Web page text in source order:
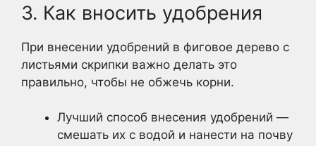
3. Как вносить удобрения
При внесении удобрений в фиговое дерево с
листьями скрипки важно делать это
правильно, чтобы не обжечь корни.
Лучший способ внесения удобрений —
смешать их с водой и нанести на почву